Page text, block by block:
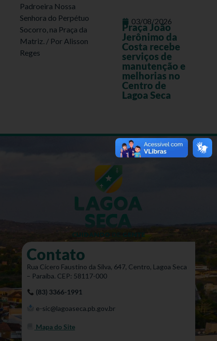
Padroeira Nossa
Senhora do Perpétuo
Socorro, na Praça da
Matriz. / Por Alisson
Reges
03/08/2026
Praça João
Jerônimo da
Costa recebe
serviços de
manutenção e
melhorias no
Centro de
Lagoa Seca
Contato
Rua Cícero Faustino da Silva, 647, Centro, Lagoa Seca
– Paraíba. CEP: 58117-000
(83) 3366-1991
e-sic@lagoaseca.pb.gov.br
Mapa do Site